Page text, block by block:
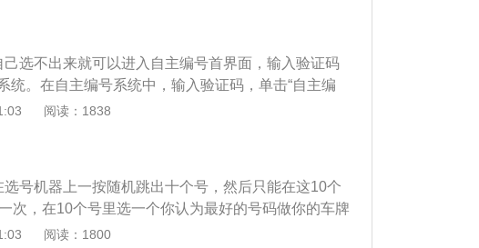
：（一）前4位必须有1位且只能有1位是英文字母
字母位置可以在4位中自由选择，其它3位是数字；3、
牌的车辆所选字母只能在“N”到“Z”中选择。
牌系统中知使用过）；4、第5位必须是数字，不能是
示例：城区号牌如：京NA9999、京N9B999、京N99
照目前还没有车管所的内部消息，东城的需要到京顺
选不出来就可以进入自主编号首界面，输入验证码
统。在自主编号系统中，输入验证码，单击“自主编
、通过验证后，在验证界面，需要输入个人、车辆等
可；3、选号成功后，确认号码，打印申请表。在完
。
阅读：1838
号机器上一按随机跳出十个号，然后只能在这10个
次，在10个号里选一个你认为最好的号码做你的车牌
选择，这个号码库是现成的号码，有很多是车辆报
阅读：1800